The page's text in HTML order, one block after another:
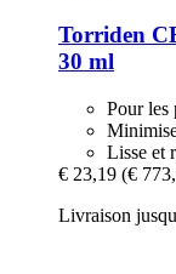
Torriden
30 ml
Pour les
Lisse et
€ 23,19 (€
Livraison